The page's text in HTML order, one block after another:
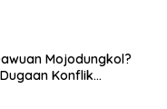
Mojodungkol?
Konflik